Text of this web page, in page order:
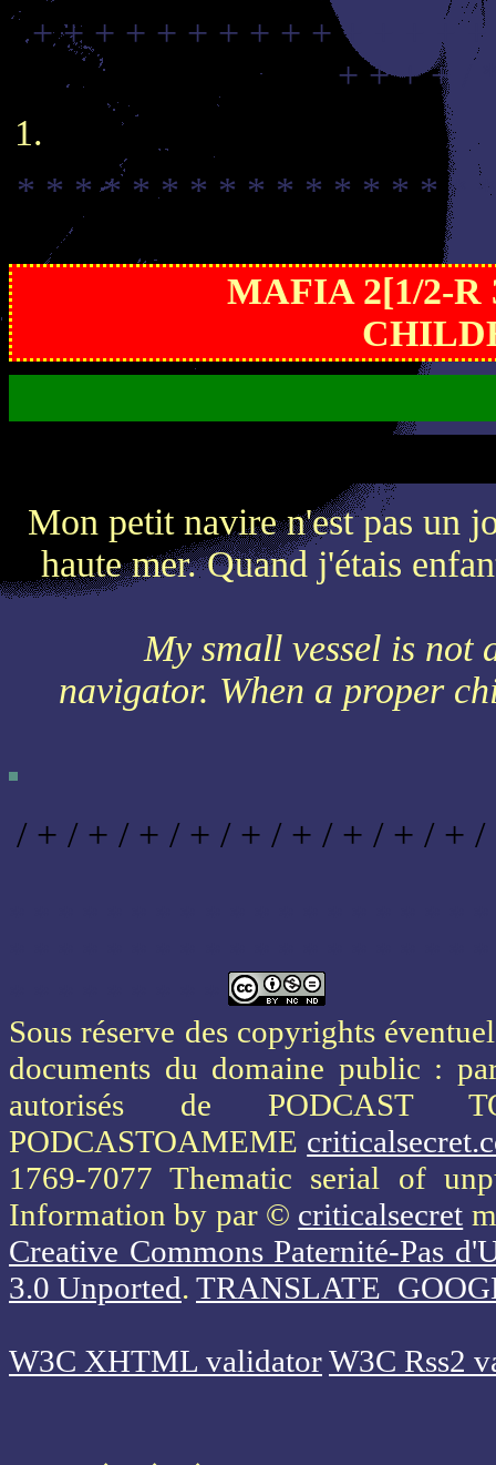
+ + + + + + + + + + + + + +
+ + + + /
* * * * * * * * * * * * * * * *
MAFIA 2[1/2-R
Mon petit navire n'est pas un
haute mer. Quand j'étais
My small vessel is not
navigator. When a proper
/ + / + / + / + / + / + / + / + / +
Sous réserve des copyrights
documents du domaine public :
autorisés de PODCAST
PODCASTOAMEME
1769-7077 Thematic serial of
Information by par © criticalsecret
Creative Commons Paternité-Pas
3.0 Unported.
W3C XHTML validatorW3C Rss2